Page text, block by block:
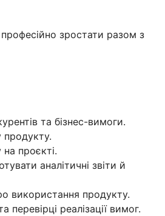
зростати разом з
та бізнес-вимоги.
продукту.
проєкті.
аналітичні звіти й
використання продукту.
реалізації вимог.